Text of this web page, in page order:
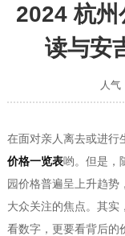
2024 杭州
读与安
人气
在面对亲人离去或进行
价格一览表哟。但是，
园价格普遍呈上升趋势
大众关注的焦点。其实
看数字，更要看背后的